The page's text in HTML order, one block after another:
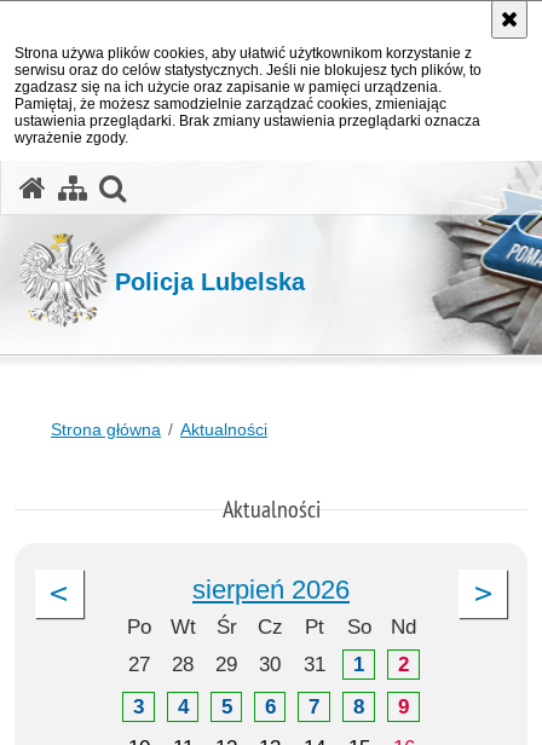
Strona używa plików cookies, aby ułatwić użytkownikom korzystanie z
serwisu oraz do celów statystycznych. Jeśli nie blokujesz tych plików, to
zgadzasz się na ich użycie oraz zapisanie w pamięci urządzenia.
Pamiętaj, że możesz samodzielnie zarządzać cookies, zmieniając
ustawienia przeglądarki. Brak zmiany ustawienia przeglądarki oznacza
wyrażenie zgody.
Policja Lubelska
Strona główna Aktualności
Aktualności
sierpień 2026
Po Wt Śr Cz Pt So
Nd
27
28 29 30 31 1
2
3
4 5 6 7 8
9